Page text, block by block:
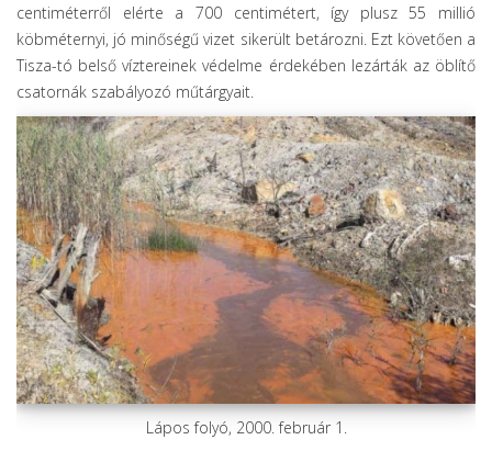
centiméterről elérte a 700 centimétert, így plusz 55 millió
köbméternyi, jó minőségű vizet sikerült betározni. Ezt követően a
Tisza-tó belső víztereinek védelme érdekében lezárták az öblítő
csatornák szabályozó műtárgyait.
Lápos folyó, 2000. február 1.